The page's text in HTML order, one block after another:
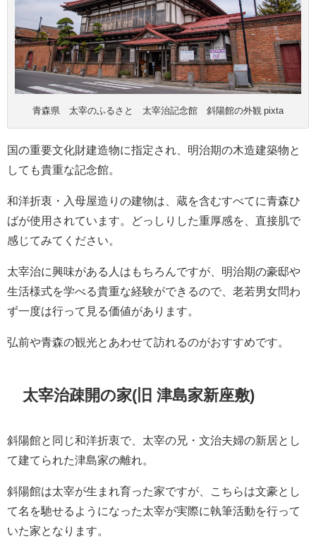
青森県 太宰のふるさと 太宰治記念館 斜陽館の外観 pixta
国の重要文化財建造物に指定され、明治期の木造建築物と
しても貴重な記念館。
和洋折衷・入母屋造りの建物は、蔵を含むすべてに青森ひ
ばが使用されています。どっしりした重厚感を、直接肌で
感じてみてください。
太宰治に興味がある人はもちろんですが、明治期の豪邸や
生活様式を学べる貴重な経験ができるので、老若男女問わ
ず一度は行って見る価値があります。
弘前や青森の観光とあわせて訪れるのがおすすめです。
太宰治疎開の家(旧 津島家新座敷)
斜陽館と同じ和洋折衷で、太宰の兄・文治夫婦の新居とし
て建てられた津島家の離れ。
斜陽館は太宰が生まれ育った家ですが、こちらは文豪とし
て名を馳せるようになった太宰が実際に執筆活動を行って
いた家となります。